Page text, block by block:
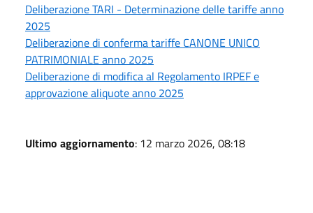
Deliberazione TARI - Determinazione delle tariffe anno
2025
Deliberazione di conferma tariffe CANONE UNICO
PATRIMONIALE anno 2025
Deliberazione di modifica al Regolamento IRPEF e
approvazione aliquote anno 2025
Ultimo aggiornamento: 12 marzo 2026, 08:18